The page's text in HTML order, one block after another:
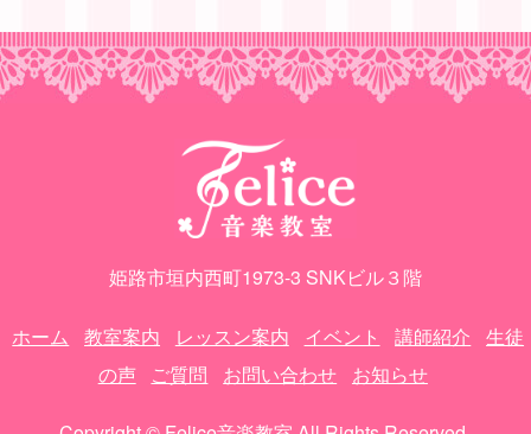
姫路市垣内西町1973-3 SNKビル３階
ホーム 教室案内 レッスン案内 イベント 講師紹介
生徒
の声
ご質問 お問い合わせ お知らせ